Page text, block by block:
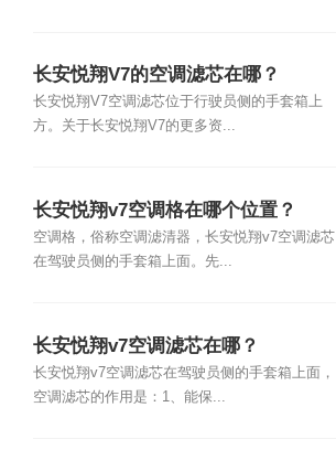
长安悦翔V7的空调滤芯在哪？
长安悦翔V7空调滤芯位于行驶员侧的手套箱上
方。关于长安悦翔V7的更多资...
长安悦翔v7空调格在哪个位置？
空调格，俗称空调滤清器，长安悦翔v7空调滤芯
在驾驶员侧的手套箱上面。先...
长安悦翔v7空调滤芯在哪？
长安悦翔v7空调滤芯在驾驶员侧的手套箱上面，
空调滤芯的作用是：1、能保...